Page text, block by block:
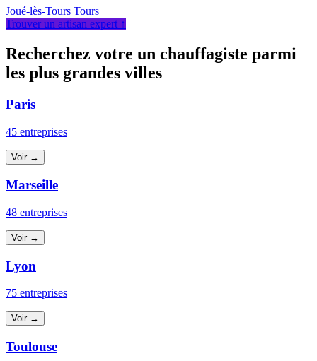
Joué-lès-Tours Tours
Trouver un artisan expert ↑
Recherchez votre un chauffagiste parmi
les plus grandes villes
Paris
45 entreprises
Voir →
Marseille
48 entreprises
Voir →
Lyon
75 entreprises
Voir →
Toulouse